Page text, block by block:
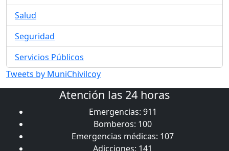
Salud
Seguridad
Servicios Públicos
Tweets by MuniChivilcoy
Atención las 24 horas
Emergencias: 911
Bomberos: 100
Emergencias médicas: 107
Adicciones: 141